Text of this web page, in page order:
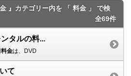
』カテゴリー内を 「 料金 」 で検
全69件
タルの料...
料金は、DVD
て